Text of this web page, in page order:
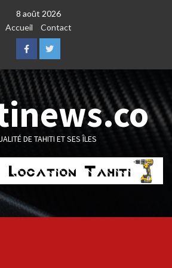
8 août 2026
Accueil
Contact
FacebookTwitter
DE TAHITI ET SES ÎLES